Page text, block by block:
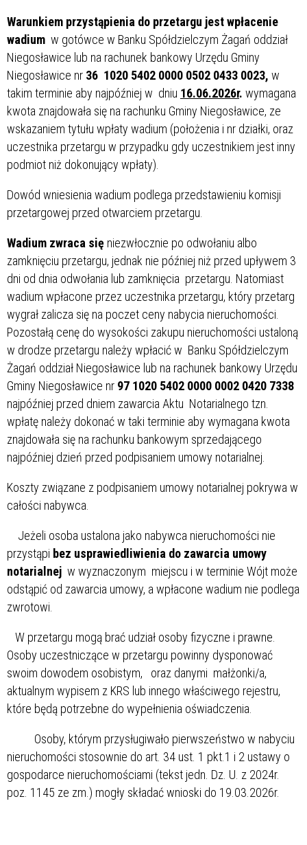
Warunkiem przystąpienia do przetargu jest wpłacenie
wadium w gotówce w Banku Spółdzielczym Żagań oddział
Niegosławice lub na rachunek bankowy Urzędu Gminy
Niegosławice nr 36 1020 5402 0000 0502 0433 0023, w
takim terminie aby najpóźniej w dniu 16.06.2026r. wymagana
kwota znajdowała się na rachunku Gminy Niegosławice, ze
wskazaniem tytułu wpłaty wadium (położenia i nr działki, oraz
uczestnika przetargu w przypadku gdy uczestnikiem jest inny
podmiot niż dokonujący wpłaty).
Dowód wniesienia wadium podlega przedstawieniu komisji
przetargowej przed otwarciem przetargu.
Wadium zwraca się niezwłocznie po odwołaniu albo
zamknięciu przetargu, jednak nie później niż przed upływem 3
dni od dnia odwołania lub zamknięcia przetargu. Natomiast
wadium wpłacone przez uczestnika przetargu, który przetarg
wygrał zalicza się na poczet ceny nabycia nieruchomości.
Pozostałą cenę do wysokości zakupu nieruchomości ustaloną
w drodze przetargu należy wpłacić w Banku Spółdzielczym
Żagań oddział Niegosławice lub na rachunek bankowy Urzędu
Gminy Niegosławice nr 97 1020 5402 0000 0002 0420 7338
najpóźniej przed dniem zawarcia Aktu Notarialnego tzn.
wpłatę należy dokonać w taki terminie aby wymagana kwota
znajdowała się na rachunku bankowym sprzedającego
najpóźniej dzień przed podpisaniem umowy notarialnej.
Koszty związane z podpisaniem umowy notarialnej pokrywa w
całości nabywca.
Jeżeli osoba ustalona jako nabywca nieruchomości nie
przystąpi bez usprawiedliwienia do zawarcia umowy
notarialnej w wyznaczonym miejscu i w terminie Wójt może
odstąpić od zawarcia umowy, a wpłacone wadium nie podlega
zwrotowi.
W przetargu mogą brać udział osoby fizyczne i prawne.
Osoby uczestniczące w przetargu powinny dysponować
swoim dowodem osobistym, oraz danymi małżonki/a,
aktualnym wypisem z KRS lub innego właściwego rejestru,
które będą potrzebne do wypełnienia oświadczenia.
Osoby, którym przysługiwało pierwszeństwo w nabyciu
nieruchomości stosownie do art. 34 ust. 1 pkt.1 i 2 ustawy o
gospodarce nieruchomościami (tekst jedn. Dz. U. z 2024r.
poz. 1145 ze zm.) mogły składać wnioski do 19.03.2026r.